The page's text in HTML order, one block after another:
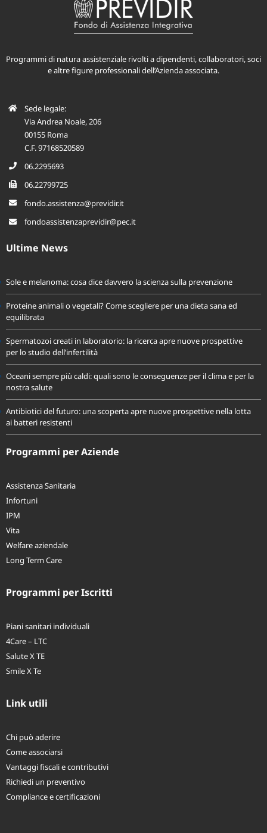
Programmi di natura assistenziale rivolti a dipendenti, collaboratori, soci
Sede legale:
Via Andrea Noale, 206
00155 Roma
Sole e melanoma: cosa dice davvero la scienza sulla prevenzione
Proteine animali o vegetali? Come scegliere per una dieta sana ed
equilibrata
Spermatozoi creati in laboratorio: la ricerca apre nuove prospettive
per lo studio dell’infertilità
Oceani sempre più caldi: quali sono le conseguenze per il clima e per la
nostra salute
Antibiotici del futuro: una scoperta apre nuove prospettive nella lotta
ai batteri resistenti
Assistenza Sanitaria
Infortuni
IPM
Vita
Welfare aziendale
Piani sanitari individuali
4Care – LTC
Salute X TE
Chi può aderire
Come associarsi
Vantaggi fiscali e contributivi
Richiedi un preventivo